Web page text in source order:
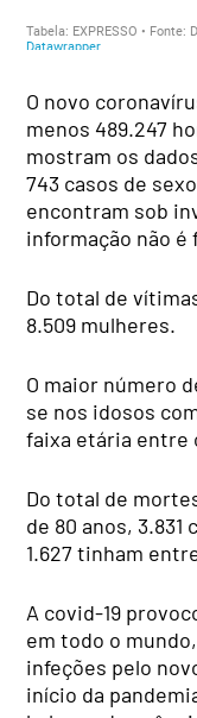
O novo
menos 489.247
mostram os
743 casos de
encontram sob
informação não
Do total de
8.509 mulheres.
O maior número
se nos idosos
faixa etária entre
Do total de
de 80 anos, 3.831
1.627 tinham
A covid-19
em todo o
infeções pelo
início da